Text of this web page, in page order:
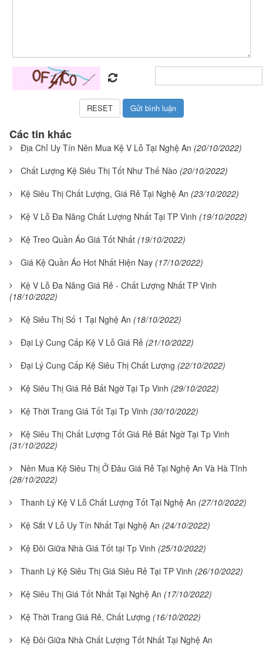
Các tin khác
Địa Chỉ Uy Tín Nên Mua Kệ V Lỗ Tại Nghệ An (20/10/2022)
Chất Lượng Kệ Siêu Thị Tốt Như Thế Nào (20/10/2022)
Kệ Siêu Thị Chất Lượng, Giá Rẻ Tại Nghệ An (23/10/2022)
Kệ V Lỗ Đa Năng Chất Lượng Nhất Tại TP Vinh (19/10/2022)
Kệ Treo Quần Áo Giá Tốt Nhất (19/10/2022)
Giá Kệ Quần Áo Hot Nhất Hiện Nay (17/10/2022)
Kệ V Lỗ Đa Năng Giá Rẻ - Chất Lượng Nhất TP Vinh
(18/10/2022)
Kệ Siêu Thị Số 1 Tại Nghệ An (18/10/2022)
Đại Lý Cung Cấp Kệ V Lỗ Giá Rẻ (21/10/2022)
Đại Lý Cung Cấp Kệ Siêu Thị Chất Lượng (22/10/2022)
Kệ Siêu Thị Giá Rẻ Bất Ngờ Tại Tp Vinh (29/10/2022)
Kệ Thời Trang Giá Tốt Tại Tp Vinh (30/10/2022)
Kệ Siêu Thị Chất Lượng Tốt Giá Rẻ Bất Ngờ Tại Tp Vinh
(31/10/2022)
Nên Mua Kệ Siêu Thị Ở Đâu Giá Rẻ Tại Nghệ An Và Hà Tĩnh
(28/10/2022)
Thanh Lý Kệ V Lỗ Chất Lượng Tốt Tại Nghệ An (27/10/2022)
Kệ Sắt V Lỗ Uy Tín Nhất Tại Nghệ An (24/10/2022)
Kệ Đôi Giữa Nhà Giá Tốt tại Tp Vinh (25/10/2022)
Thanh Lý Kệ Siêu Thị Giá Siêu Rẻ Tại TP Vinh (26/10/2022)
Kệ Siêu Thị Giá Tốt Nhất Tại Nghệ An (17/10/2022)
Kệ Thời Trang Giá Rẻ, Chất Lượng (16/10/2022)
Kệ Đôi Giữa Nhà Chất Lượng Tốt Nhất Tại Nghệ An